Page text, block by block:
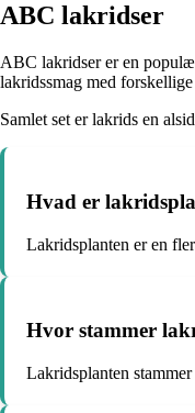
ABC lakridser
ABC lakridser er en
lakridssmag med
Samlet set er lakrids en
Hvad er
Lakridsplanten er en
Hvor stammer
Lakridsplanten